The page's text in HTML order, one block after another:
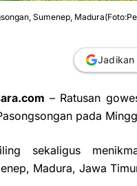
Sumenep,
Jadikan
– Ratusan
pada
sekaligus
Madura, Jawa